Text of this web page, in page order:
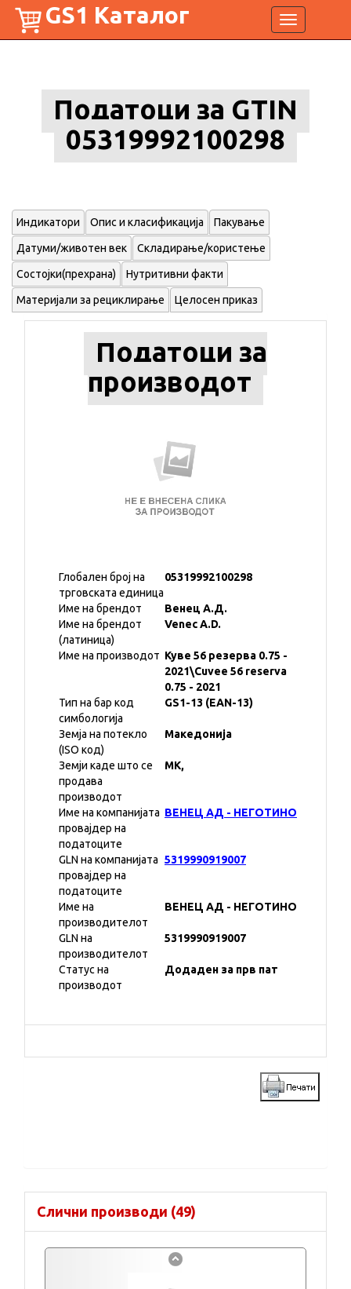
Toggle
navigation
GS1 Каталог
Податоци за GTIN
05319992100298
Индикатори Опис и класификација Пакување
Датуми/животен век Складирање/користење
Состојки(прехрана) Нутритивни факти
Материјали за рециклирање Целосен приказ
Податоци за
производот
Глобален број на
трговската единица
05319992100298
Име на брендот
Венец А.Д.
Име на брендот
(латиница)
Venec A.D.
Име на производот Куве 56 резерва 0.75 -
2021\Cuvee 56 reserva
0.75 - 2021
Тип на бар код
симбологија
GS1-13 (EAN-13)
Земја на потекло
(ISO код)
Македонија
Земји каде што се
продава
производот
MK,
Име на компанијата
провајдер на
податоците
ВЕНЕЦ АД - НЕГОТИНО
GLN на компанијата
провајдер на
податоците
5319990919007
Име на
производителот
ВЕНЕЦ АД - НЕГОТИНО
GLN на
производителот
5319990919007
Статус на
производот
Додаден за прв пат
Слични производи (49)